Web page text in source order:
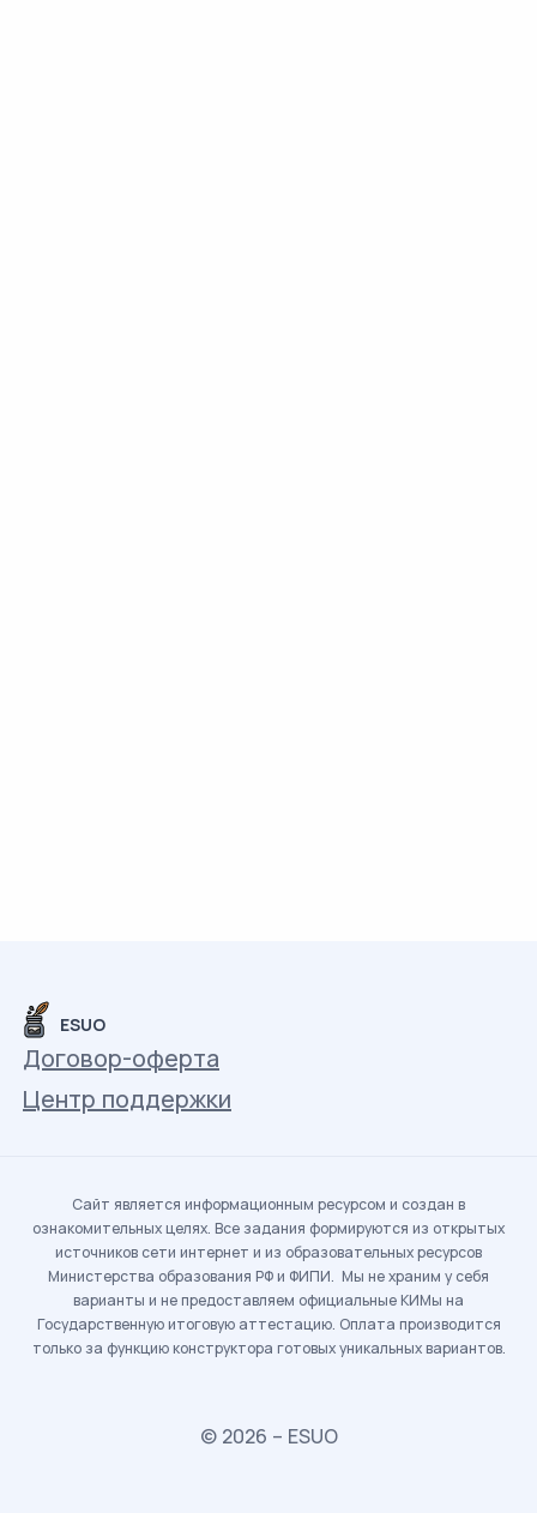
ESUO
Договор-оферта
Центр поддержки
Сайт является информационным ресурсом и создан в
ознакомительных целях. Все задания формируются из открытых
источников сети интернет и из образовательных ресурсов
Министерства образования РФ и ФИПИ. Мы не храним у себя
варианты и не предоставляем официальные КИМы на
Государственную итоговую аттестацию. Оплата производится
только за функцию конструктора готовых уникальных вариантов.
© 2026 – ESUO